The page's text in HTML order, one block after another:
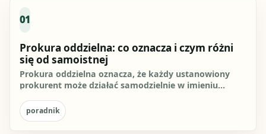
01
Prokura oddzielna: co oznacza i czym różni
się od samoistnej
Prokura oddzielna oznacza, że każdy ustanowiony
prokurent może działać samodzielnie w imieniu
poradnik